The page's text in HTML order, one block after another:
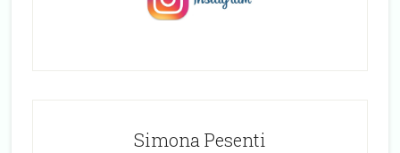
Simona Pesenti